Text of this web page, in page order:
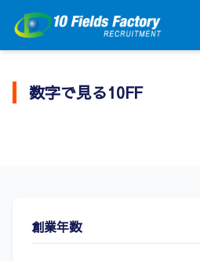
数字で見る10FF
創業年数